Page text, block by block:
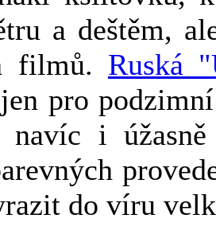
a deštěm,
filmů. Ruská
pro
navíc i
do víru